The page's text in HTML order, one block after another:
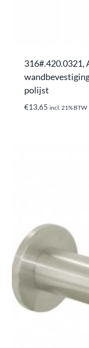
316#.420.0321,
polijst
€13,65 incl. 21% BTW